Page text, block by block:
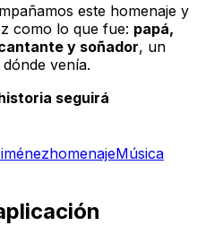
este homenaje y
como lo que fue: papá,
y soñador, un
venía.
seguirá
homenajeMúsica